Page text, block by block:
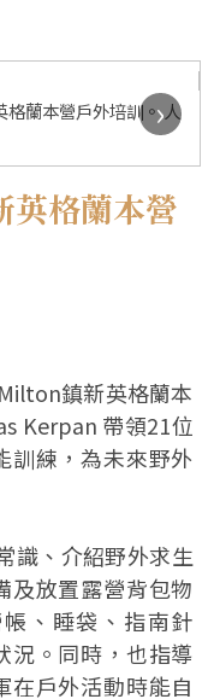
蘭本營戶外培訓。 人
›
格蘭本營
鎮新英格蘭本
Kerpan 帶領21位
訓練，為未來野外
識、介紹野外求生
及放置露營背包物
、睡袋、指南針
況。同時，也指導
在戶外活動時能自